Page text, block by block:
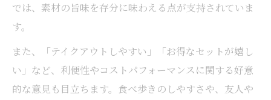
では、素材の旨味を存分に味わえる点が支持されていま
す。
また、「テイクアウトしやすい」「お得なセットが嬉し
い」など、利便性やコストパフォーマンスに関する好意
的な意見も目立ちます。食べ歩きのしやすさや、友人や